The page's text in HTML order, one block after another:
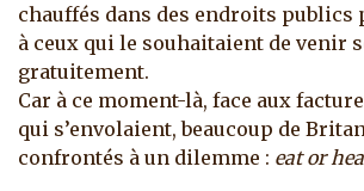
chauffés dans des endroits publics
à ceux qui le souhaitaient de venir
gratuitement.
Car à ce moment-là, face aux
qui s’envolaient, beaucoup de
confrontés à un dilemme : eat or